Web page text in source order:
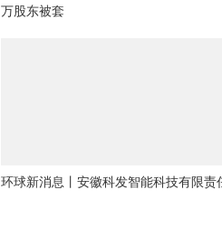
万股东被套
环球新消息丨安徽科发智能科技有限责